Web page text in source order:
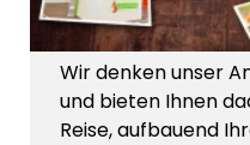
Wir denken unser
und bieten Ihnen
Reise, aufbauend